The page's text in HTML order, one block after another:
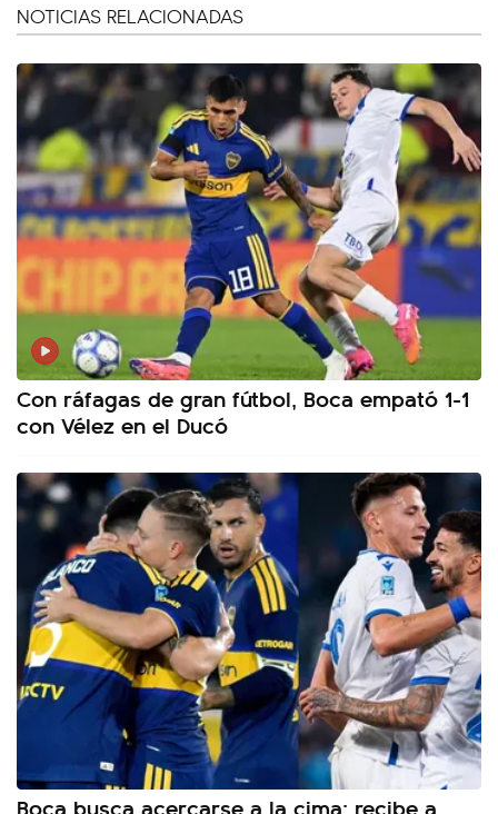
NOTICIAS RELACIONADAS
Con ráfagas de gran fútbol, Boca empató 1-1
con Vélez en el Ducó
Boca busca acercarse a la cima: recibe a